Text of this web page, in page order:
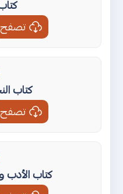
تصفح
كتاب
تصفح
كتاب